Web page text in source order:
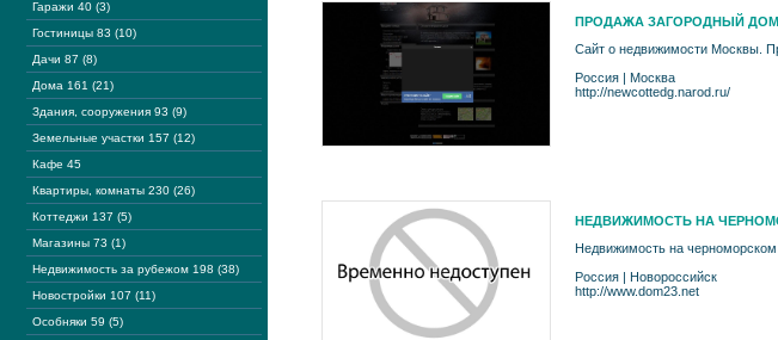
Гаражи 40 (3)
Гостиницы 83 (10)
Дачи 87 (8)
Дома 161 (21)
Здания, сооружения 93 (9)
Земельные участки 157 (12)
Кафе 45
Квартиры, комнаты 230 (26)
Коттеджи 137 (5)
Магазины 73 (1)
Недвижимость за рубежом 198 (38)
Новостройки 107 (11)
Особняки 59 (5)
ПРОДАЖА ЗАГОРОДНЫЙ
Сайт о недвижимости Москвы.
Россия | Москва
http://newcottedg.narod.ru/
НЕДВИЖИМОСТЬ НА
Недвижимость на
Россия | Новороссийск
http://www.dom23.net